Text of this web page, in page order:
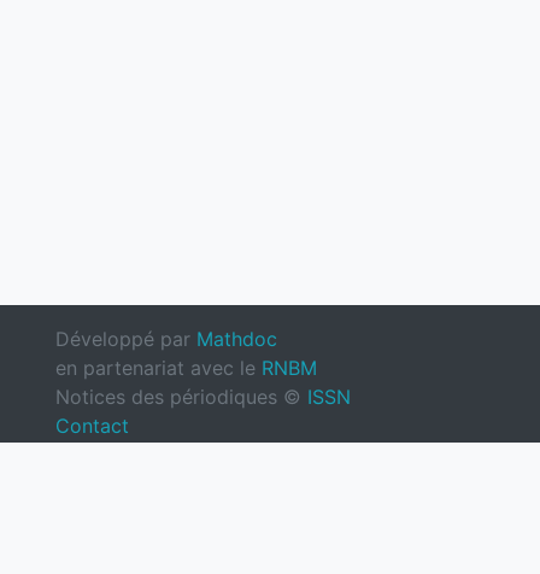
Développé par Mathdoc
en partenariat avec le RNBM
Notices des périodiques © ISSN
Contact